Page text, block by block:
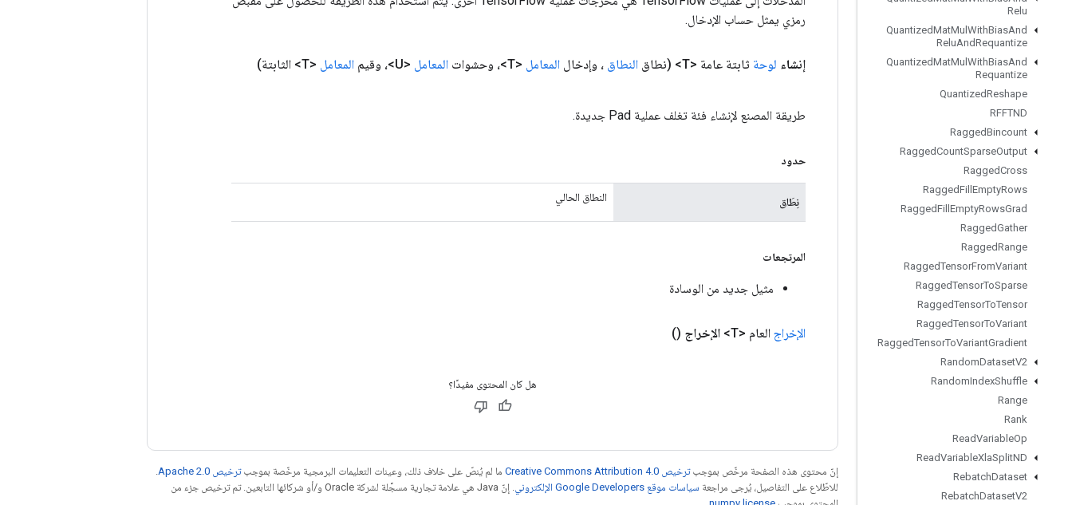
Relu
QuantizedMatMul WithBiasAnd
ReluAndRequantize
QuantizedMatMul WithBiasAnd
Requantize
QuantizedReshape
RFFTND
RaggedBincount
RaggedCountSparseOutput
RaggedCross
RaggedFill EmptyRows
RaggedFill EmptyRowsGrad
RaggedGather
RaggedRange
RaggedTensorFromVariant
RaggedTensorToSparse
RaggedTensorToTensor
RaggedTensorToVariant
RaggedTensorToVariantGradient
RandomDatasetV2
RandomIndexShuffle
Range
Rank
ReadVariableOp
ReadVariableXlaSplitND
RebatchDataset
RebatchDatasetV2
رمزي يمثل حساب الإدخال.
إنشاء لوحة ثابتة عامة <T> (نطاق النطاق ، وإدخال المعامل <T>، وحشوات المعامل <U>، وقيم المعامل <T> الثابتة)
طريقة المصنع لإنشاء فئة تغلف عملية Pad جديدة.
حدود
نِطَاق النطاق الحالي
المرتجعات
مثيل جديد من الوسادة
الإخراج العام <T> الإخراج ()
هل كان المحتوى مفيدًا؟
إنّ محتوى هذه الصفحة مرخّص بموجبترخيص Creative Commons Attribution 4.0‏ ما لم يُنصّ على خلاف ذلك، وعينات التعليمات البرمجية مرخّصة بموجبترخيص Apache 2.0‏
للاطّلاع على التفاصيل، يُرجى مراجعة سياسات موقع Google Developers الإلكتروني
. إنّ Java هي علامة تجارية مسجَّلة لشركة Oracle و/أو شركائها التابعين. تم ترخيص جزء من